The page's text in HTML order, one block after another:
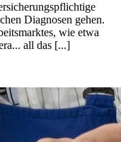
Diagnosen gehen.
wie etwa
all das [...]